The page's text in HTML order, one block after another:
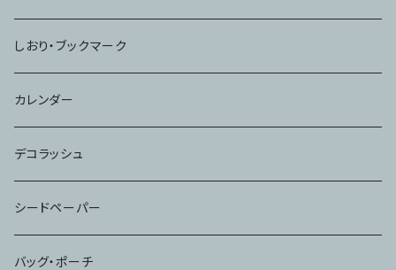
しおり・ブックマーク
カレンダー
デコラッシュ
シードペーパー
バッグ・ポーチ